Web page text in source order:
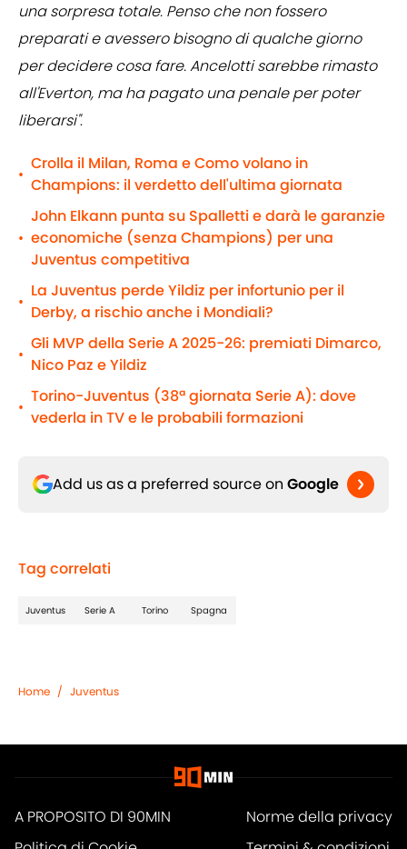
una sorpresa totale. Penso che non fossero
preparati e avessero bisogno di qualche giorno
per decidere cosa fare. Ancelotti sarebbe rimasto
all'Everton, ma ha pagato una penale per poter
liberarsi".
•
Crolla il Milan, Roma e Como volano in
Champions: il verdetto dell'ultima giornata
•
John Elkann punta su Spalletti e darà le garanzie
economiche (senza Champions) per una
Juventus competitiva
•
La Juventus perde Yildiz per infortunio per il
Derby, a rischio anche i Mondiali?
•
Gli MVP della Serie A 2025-26: premiati Dimarco,
Nico Paz e Yildiz
•
Torino-Juventus (38ª giornata Serie A): dove
vederla in TV e le probabili formazioni
Add us as a preferred source on Google
Tag correlati
Juventus Serie A Torino Spagna
Home / Juventus
A PROPOSITO DI 90MIN
Norme della privacy